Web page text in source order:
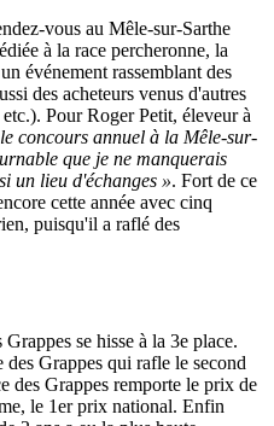
vous au Mêle-sur-Sarthe
à la race percheronne, la
événement rassemblant des
des acheteurs venus d'autres
Pour Roger Petit, éleveur à
concours annuel à la Mêle-sur-
que je ne manquerais
un lieu d'échanges ». Fort de ce
cette année avec cinq
puisqu'il a raflé des
se hisse à la 3e place.
des Grappes qui rafle le second
des Grappes remporte le prix de
le 1er prix national. Enfin